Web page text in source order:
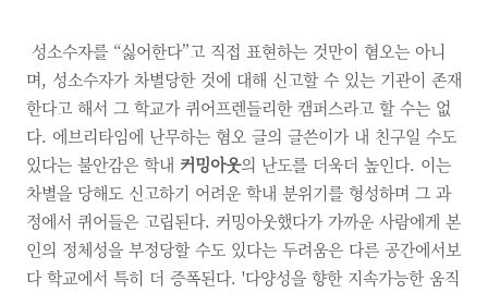
성소수자를 “싫어한다”고 직접 표현하는 것만이 혐오는 아니
며, 성소수자가 차별당한 것에 대해 신고할 수 있는 기관이 존재
한다고 해서 그 학교가 퀴어프렌들리한 캠퍼스라고 할 수는 없
다. 에브리타임에 난무하는 혐오 글의 글쓴이가 내 친구일 수도
있다는 불안감은 학내 커밍아웃의 난도를 더욱더 높인다. 이는
차별을 당해도 신고하기 어려운 학내 분위기를 형성하며 그 과
정에서 퀴어들은 고립된다. 커밍아웃했다가 가까운 사람에게 본
인의 정체성을 부정당할 수도 있다는 두려움은 다른 공간에서보
다 학교에서 특히 더 증폭된다. '다양성을 향한 지속가능한 움직